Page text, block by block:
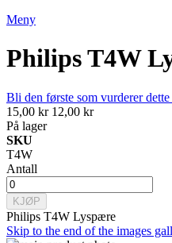
Meny
Philips T4W
Bli den første som vurderer
15,00 kr 12,00 kr
På lager
SKU
T4W
Antall
KJØP
Philips T4W Lyspære
Skip to the end of the images